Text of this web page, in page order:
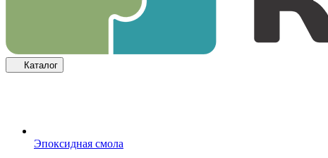
Каталог
Эпоксидная смола